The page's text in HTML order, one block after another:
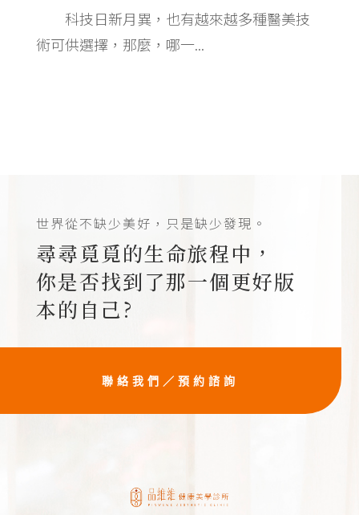
科技日新月異，也有越來越多種醫美技
術可供選擇，那麼，哪一...
世界從不缺少美好，只是缺少發現。
尋尋覓覓的生命旅程中，
你是否找到了那一個更好版
本的自己?
聯絡我們／預約諮詢